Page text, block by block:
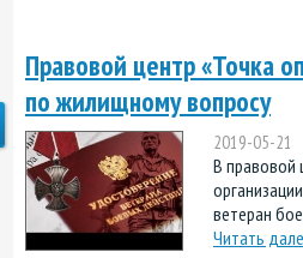
Правовой центр «Точка
по жилищному вопросу
2019-05-21
В правовой
ветеран
Читать